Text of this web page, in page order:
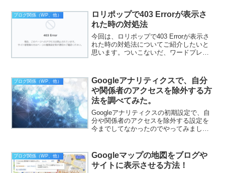
ブログ関係（WP、他）
ロリポップで403 Errorが表示さ
れた時の対処法
今回は、ロリポップで403 Errorが表示さ
れた時の対処法についてご紹介したいと
思います。ついこないだ、ワードプレス
Code Highlig...
ブログ関係（WP、他）
Googleアナリティクスで、自分
や関係者のアクセスを除外する方
法を調べてみた。
Googleアナリティクスの初期設定で、自
分や関係者のアクセスを除外する設定を
今までしてなかったのでやってみまし
カウントされちゃうんですよねー！この
ままではいかん！W...
ブログ関係（WP、他）
Googleマップの地図をブログや
サイトに表示させる方法！